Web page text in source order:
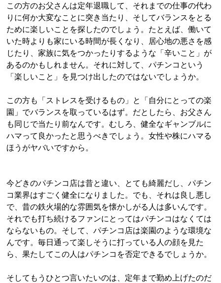
この方のお父さんは定年退職して、それまでの仕事の代わ
りに何か大変なことに突き当たり、そしてバランスをとる
ために楽しいことを探したのでしょう。たとえば、働いて
いた時よりも家にいる時間が長くなり、居心地の悪さを感
じたり、家族に気をつかったりするような「辛いこと」が
あるのかもしれません。それに対して、パチンコという
「楽しいこと」を見つけ出したのではないでしょうか。
この方も「ストレスを受けるもの」と「自分にとっての楽
園」でバランスを取っているはず。だとしたら、お父さん
も同じで当たり前なんです。むしろ、健全なギャンブルに
ハマって良かったと思うべきでしょう。女性や株にハマる
ほうがヤバいですから。
今どきのパチンコ店は昔と違い、とても綺麗だし、パチン
コ業界はすごく健全になりました。でも、それは良し悪し
で、昔の鉄火場的な雰囲気を懐かしがる人は多いんです。
それでも打ち続けるファンにとってはパチンコはなくては
ならないもの。そして、パチンコ店は楽園のような環境な
んです。毎日通って楽しそうに打っている人の顔を見た
ら、果たしてこの人はパチンコを否定できるでしょうか。
そしてもうひとつ言いたいのは、定年まで勤め上げたのだ